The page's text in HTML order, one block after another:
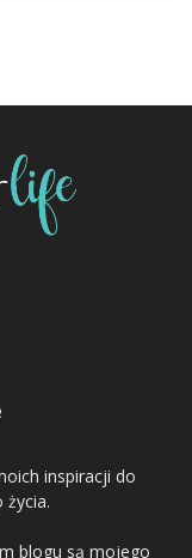
inspiracji do
życia.
blogu są mojego